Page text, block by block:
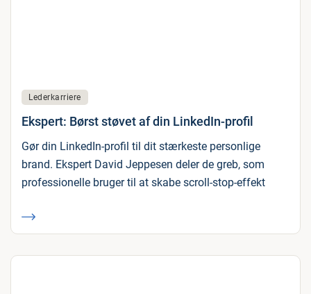
Lederkarriere
Ekspert: Børst støvet af din LinkedIn-profil
Gør din LinkedIn-profil til dit stærkeste personlige
brand. Ekspert David Jeppesen deler de greb, som
professionelle bruger til at skabe scroll-stop-effekt